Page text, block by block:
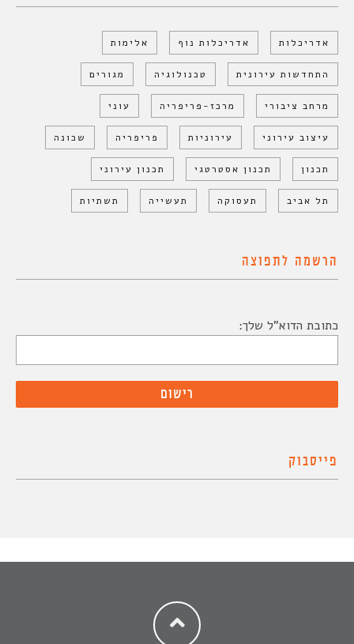
אדריכלות אדריכלות נוף אלימות
התחדשות עירונית טכנולוגיה מגורים
מרחב ציבורי מרכז-פריפריה עוני
עיצוב עירוני עירוניות פריפריה שכונה
תכנון תכנון אסטרטגי תכנון עירוני
תל אביב תעסוקה תעשייה תשתיות
הרשמה לתפוצה
כתובת הדוא"ל שלך:
פייסבוק